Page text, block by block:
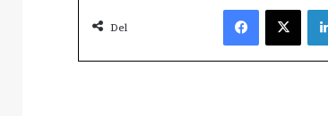
Del
Facebook
X